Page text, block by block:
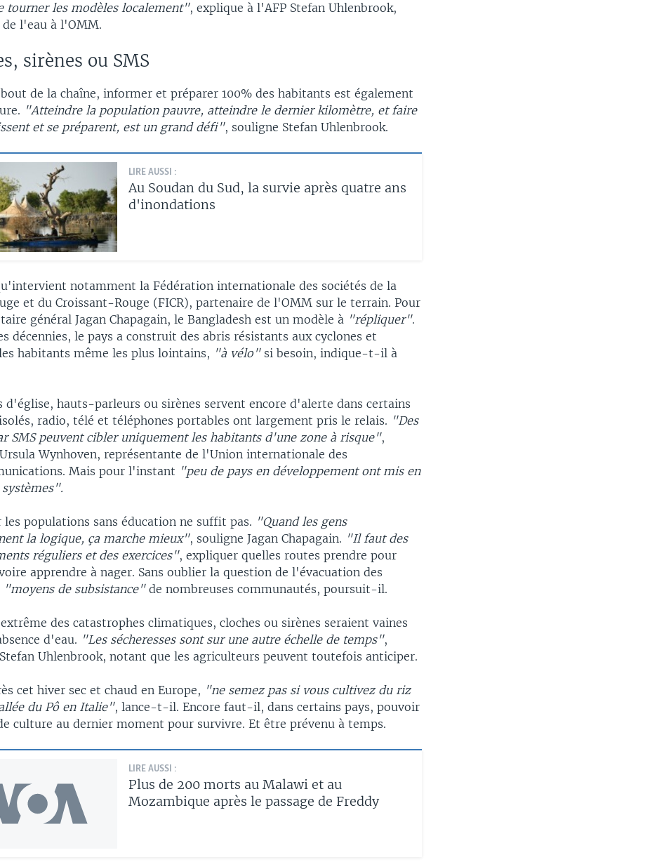
tourner les modèles localement", explique à l'AFP Stefan Uhlenbrook,
l'eau à l'OMM.
sirènes ou SMS
de la chaîne, informer et préparer 100% des habitants est également
"Atteindre la population pauvre, atteindre le dernier kilomètre, et faire
et se préparent, est un grand défi", souligne Stefan Uhlenbrook.
LIRE AUSSI :
Au Soudan du Sud, la survie après quatre ans
d'inondations
notamment la Fédération internationale des sociétés de la
et du Croissant-Rouge (FICR), partenaire de l'OMM sur le terrain. Pour
général Jagan Chapagain, le Bangladesh est un modèle à "répliquer".
décennies, le pays a construit des abris résistants aux cyclones et
habitants même les plus lointains, "à vélo"si besoin, indique-t-il à
d'église, hauts-parleurs ou sirènes servent encore d'alerte dans certains
radio, télé et téléphones portables ont largement pris le relais. "Des
SMS peuvent cibler uniquement les habitants d'une zone à risque",
Wynhoven, représentante de l'Union internationale des
Mais pour l'instant "peu de pays en développement ont mis en
systèmes".
les populations sans éducation ne suffit pas. "Quand les gens
la logique, ça marche mieux", souligne Jagan Chapagain. "Il faut des
réguliers et des exercices", expliquer quelles routes prendre pour
apprendre à nager. Sans oublier la question de l'évacuation des
"moyens de subsistance"de nombreuses communautés, poursuit-il.
des catastrophes climatiques, cloches ou sirènes seraient vaines
d'eau. "Les sécheresses sont sur une autre échelle de temps",
Uhlenbrook, notant que les agriculteurs peuvent toutefois anticiper.
cet hiver sec et chaud en Europe, "ne semez pas si vous cultivez du riz
du Pô en Italie", lance-t-il. Encore faut-il, dans certains pays, pouvoir
culture au dernier moment pour survivre. Et être prévenu à temps.
LIRE AUSSI :
Plus de 200 morts au Malawi et au
Mozambique après le passage de Freddy